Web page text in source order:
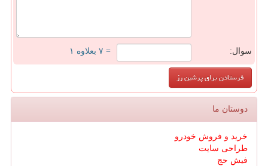
سوال: = ۷ بعلاوه ۱
دوستان ما
خرید و فروش خودرو
طراحی سایت
فیش حج